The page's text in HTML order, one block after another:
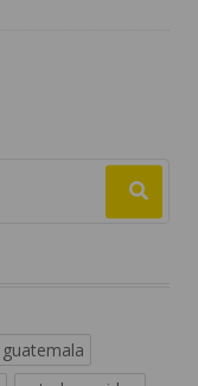
guatemala